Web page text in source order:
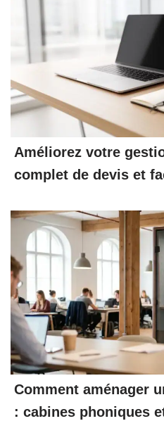
Améliorez votre
complet de devis et
Comment aménager
: cabines phoniques